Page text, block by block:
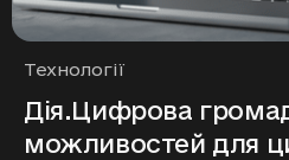
Рубрики
Технології
Дія.Цифрова
можливостей для